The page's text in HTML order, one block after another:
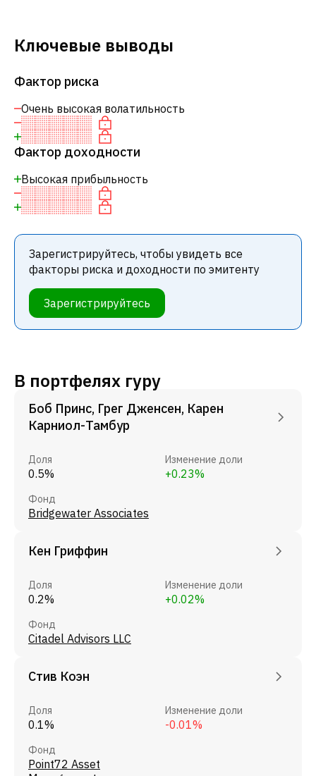
Ключевые выводы
Фактор риска
Очень высокая волатильность
Фактор доходности
Высокая прибыльность
Зарегистрируйтесь, чтобы увидеть все
факторы риска и доходности по эмитенту
Зарегистрируйтесь
В портфелях гуру
Боб Принс, Грег Дженсен, Карен
Карниол-Тамбур
Доля
0.5%
Изменение доли
+0.23%
Фонд
Bridgewater Associates
Кен Гриффин
Доля
0.2%
Изменение доли
+0.02%
Фонд
Citadel Advisors LLC
Стив Коэн
Доля
0.1%
Изменение доли
-0.01%
Фонд
Point72 Asset